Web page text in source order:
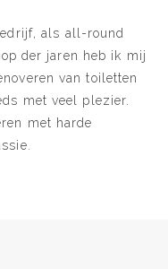
als all-round
der jaren heb ik mij
van toiletten
met veel plezier.
met harde